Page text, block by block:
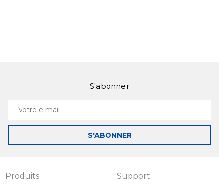
S'abonner
Votre
mail
S'ABONNER
Produits Support